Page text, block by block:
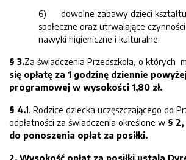
6) dowolne zabawy dzieci
społeczne oraz utrwalające
nawyki higieniczne i kulturalne.
§ 3.Za świadczenia Przedszkola, o których
się opłatę za 1 godzinę dziennie
programowej w wysokości 1,80 zł.
§ 4.1. Rodzice dziecka uczęszczającego do
odpłatności za świadczenia określone w §
do ponoszenia opłat za posiłki.
2. Wysokość opłat za posiłki ustala